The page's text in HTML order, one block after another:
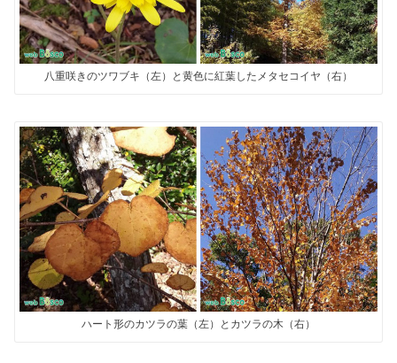
八重咲きのツワブキ（左）と黄色に紅葉したメタセコイヤ（右）
ハート形のカツラの葉（左）とカツラの木（右）